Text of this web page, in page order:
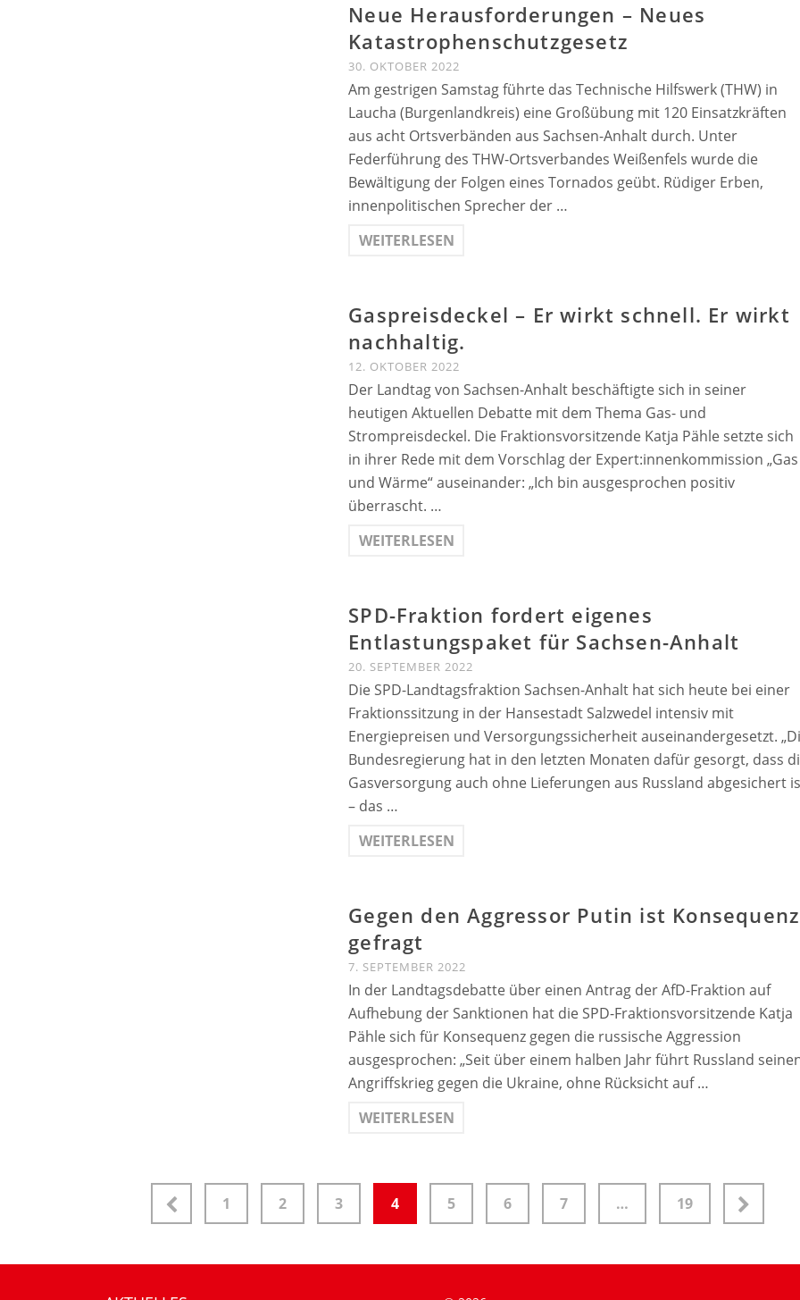
Neue Herausforderungen – Neues
Katastrophenschutzgesetz
30. OKTOBER 2022
Am gestrigen Samstag führte das Technische Hilfswerk (THW) in
Laucha (Burgenlandkreis) eine Großübung mit 120 Einsatzkräften
aus acht Ortsverbänden aus Sachsen-Anhalt durch. Unter
Federführung des THW-Ortsverbandes Weißenfels wurde die
Bewältigung der Folgen eines Tornados geübt. Rüdiger Erben,
innenpolitischen Sprecher der …
WEITERLESEN
Gaspreisdeckel – Er wirkt schnell. Er wirkt
nachhaltig.
12. OKTOBER 2022
Der Landtag von Sachsen-Anhalt beschäftigte sich in seiner
heutigen Aktuellen Debatte mit dem Thema Gas- und
Strompreisdeckel. Die Fraktionsvorsitzende Katja Pähle setzte sich
in ihrer Rede mit dem Vorschlag der Expert:innenkommission „Gas
und Wärme“ auseinander: „Ich bin ausgesprochen positiv
überrascht. …
WEITERLESEN
SPD-Fraktion fordert eigenes
Entlastungspaket für Sachsen-Anhalt
20. SEPTEMBER 2022
Die SPD-Landtagsfraktion Sachsen-Anhalt hat sich heute bei einer
Fraktionssitzung in der Hansestadt Salzwedel intensiv mit
Energiepreisen und Versorgungssicherheit auseinandergesetzt.
Bundesregierung hat in den letzten Monaten dafür gesorgt, dass
Gasversorgung auch ohne Lieferungen aus Russland abgesichert
– das …
WEITERLESEN
Gegen den Aggressor Putin ist Konsequenz
gefragt
7. SEPTEMBER 2022
In der Landtagsdebatte über einen Antrag der AfD-Fraktion auf
Aufhebung der Sanktionen hat die SPD-Fraktionsvorsitzende Katja
Pähle sich für Konsequenz gegen die russische Aggression
ausgesprochen: „Seit über einem halben Jahr führt Russland
Angriffskrieg gegen die Ukraine, ohne Rücksicht auf …
WEITERLESEN
1 2 3 4 5 6 7 … 19